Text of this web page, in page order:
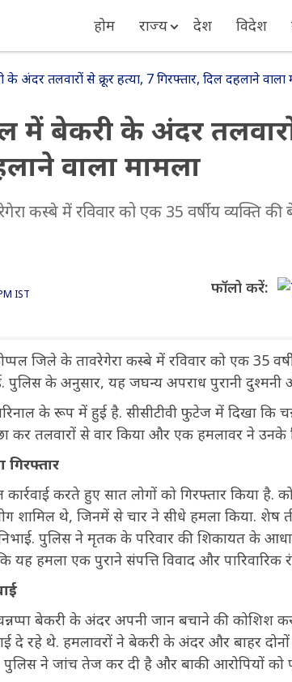
होम राज्य देश विदेश
अंदर तलवारों से क्रूर हत्या, 7 गिरफ्तार, दिल दहलाने वाला
में बेकरी के अंदर तलवारों
वाला मामला
कस्बे में रविवार को एक 35 वर्षीय व्यक्ति
IST फॉलो करें:
जिले के तावरेगेरा कस्बे में रविवार को एक 35
पुलिस के अनुसार, यह जघन्य अपराध पुरानी
के रूप में हुई है. सीसीटीवी फुटेज में दिखा कि
कर तलवारों से वार किया और एक हमलावर ने उनके
करते हुए सात लोगों को गिरफ्तार किया
शामिल थे, जिनमें से चार ने सीधे हमला किया. शेष
पुलिस ने मृतक के परिवार की शिकायत के
यह हमला एक पुराने संपत्ति विवाद और पारिवारिक
बेकरी के अंदर अपनी जान बचाने की कोशिश
दे रहे थे. हमलावरों ने बेकरी के अंदर और बाहर दोनों
ने जांच तेज कर दी है और बाकी आरोपियों को